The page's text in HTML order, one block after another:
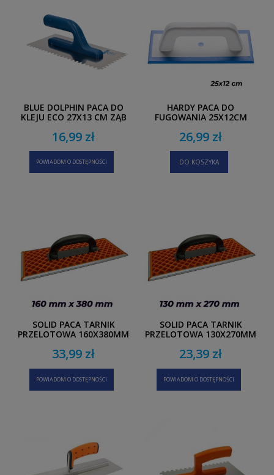
BLUE DOLPHIN PACA DO
KLEJU ECO 27X13 CM ZĄB
16,99 zł
POWIADOM O DOSTĘPNOŚCI
HARDY PACA DO
FUGOWANIA 25X12CM
26,99 zł
DO KOSZYKA
SOLID PACA TARNIK
PRZELOTOWA 160X380MM
33,99 zł
POWIADOM O DOSTĘPNOŚCI
SOLID PACA TARNIK
PRZELOTOWA 130X270MM
23,39 zł
POWIADOM O DOSTĘPNOŚCI